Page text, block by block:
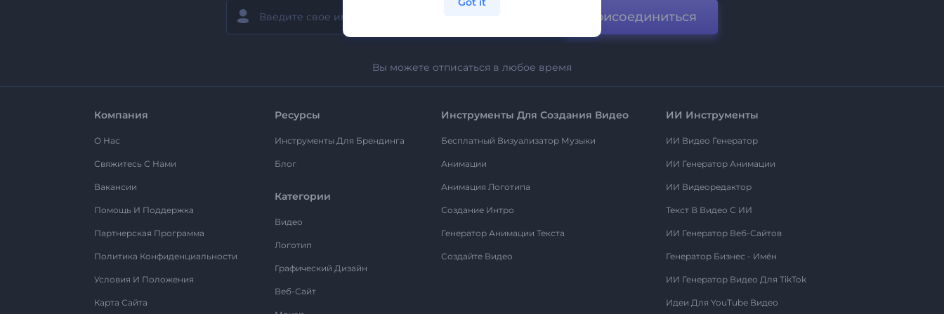
Присоединиться
Вы можете отписаться в любое время
Компания
О Нас
Свяжитесь С Нами
Вакансии
Помощь И Поддержка
Партнерская Программа
Политика Конфиденциальности
Условия И Положения
Карта Сайта
Ресурсы
Инструменты Для Брендинга
Блог
Категории
Видео
Логотип
Графический Дизайн
Веб-Сайт
Инструменты Для Создания Видео
Бесплатный Визуализатор Музыки
Анимации
Анимация Логотипа
Создание Интро
Генератор Анимации Текста
Создайте Видео
ИИ Инструменты
ИИ Видео Генератор
ИИ Генератор Анимации
ИИ Видеоредактор
Текст В Видео С ИИ
ИИ Генератор Веб-Сайтов
Генератор Бизнес - Имён
ИИ Генератор Видео Для TikTok
Идеи Для YouTube Видео